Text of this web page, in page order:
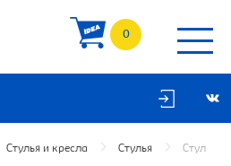
0
Стулья и кресла Стулья Стул